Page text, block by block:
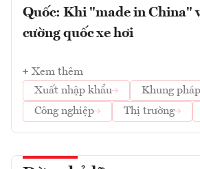
Quốc: Khi "made in China"
cường quốc xe hơi
Xem thêm
Xuất nhập khẩu
Khung
Công nghiệp
Thị trường